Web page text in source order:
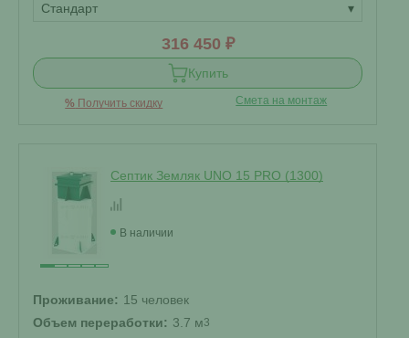
Стандарт
▾
316 450 ₽
Купить
% Получить скидку Смета на монтаж
Септик Земляк UNO 15 PRO (1300)
В наличии
Проживание: 15 человек
Объем переработки: 3.7 м3